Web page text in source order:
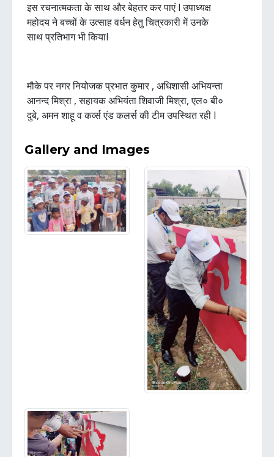
इस रचनात्मकता के साथ और बेहतर कर पाएं l उपाध्यक्ष
महोदय ने बच्चों के उत्साह वर्धन हेतु चित्रकारी में उनके
साथ प्रतिभाग भी कियाl
मौके पर नगर नियोजक प्रभात कुमार , अधिशासी अभियन्ता
आनन्द मिश्रा , सहायक अभियंता शिवाजी मिश्रा, एल० बी०
दुबे, अमन शाहू व कर्व्स एंड कलर्स की टीम उपस्थित रही l
Gallery and Images